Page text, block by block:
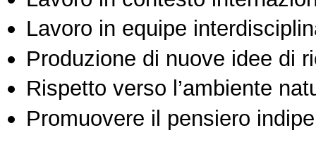
Lavoro in equipe
Produzione di nuove idee di
Rispetto verso l’ambiente
Promuovere il pensiero